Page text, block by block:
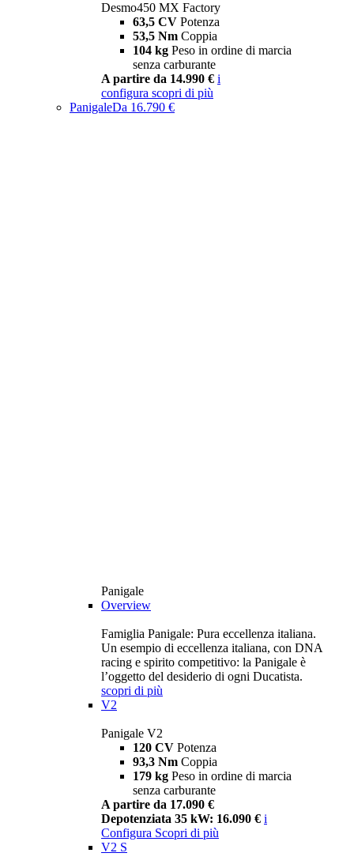
Desmo450 MX Factory
63,5 CV Potenza
53,5 Nm Coppia
104 kg Peso in ordine di marcia
senza carburante
A partire da 14.990 € i
configura scopri di più
PanigaleDa 16.790 €
Panigale
Overview
Famiglia Panigale: Pura eccellenza italiana.
Un esempio di eccellenza italiana, con DNA
racing e spirito competitivo: la Panigale è
l’oggetto del desiderio di ogni Ducatista.
scopri di più
V2
Panigale V2
120 CV Potenza
93,3 Nm Coppia
179 kg Peso in ordine di marcia
senza carburante
A partire da 17.090 €
Depotenziata 35 kW: 16.090 € i
Configura Scopri di più
V2 S